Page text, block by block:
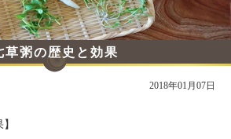
草粥の歴史と効果
2018年01月07日